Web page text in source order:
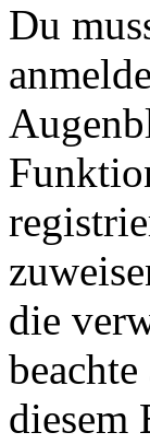
Du
die
diesem